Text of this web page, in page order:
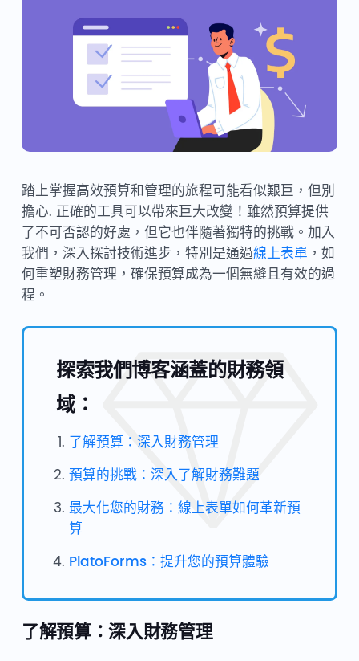
踏上掌握高效預算和管理的旅程可能看似艱巨，但別
擔心. 正確的工具可以帶來巨大改變！雖然預算提供
了不可否認的好處，但它也伴隨著獨特的挑戰。加入
我們，深入探討技術進步，特別是通過線上表單 ，如
何重塑財務管理，確保預算成為一個無縫且有效的過
程。
探索我們博客涵蓋的財務領
域：
了解預算：深入財務管理
預算的挑戰：深入了解財務難題
最大化您的財務：線上表單如何革新預
算
PlatoForms：提升您的預算體驗
了解預算：深入財務管理